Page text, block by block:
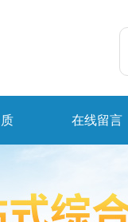
在线留言